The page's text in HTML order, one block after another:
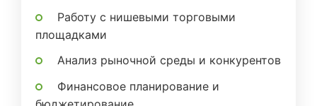
Работу с нишевыми торговыми
площадками
Анализ рыночной среды и конкурентов
Финансовое планирование и